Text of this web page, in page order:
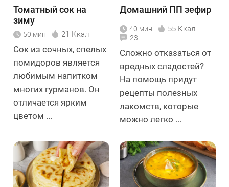
Томатный сок на
зиму
50 мин 21 Ккал
Сок из сочных, спелых
помидоров является
любимым напитком
многих гурманов. Он
отличается ярким
цветом ...
Домашний ПП зефир
40 мин 55 Ккал
23
Сложно отказаться от
вредных сладостей?
На помощь придут
рецепты полезных
лакомств, которые
можно легко ...